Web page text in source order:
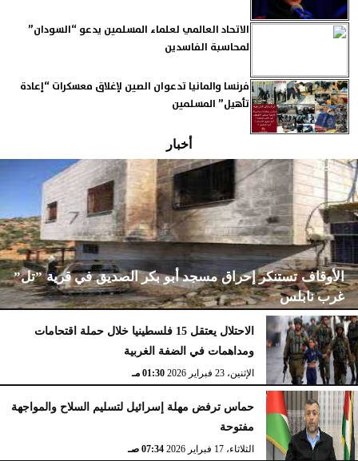
الاتحاد العالمي لعلماء المسلمين يدعو “السودان”
لمحاسبة الفاسدين
فرنسا والمانيا تدعوان الصين لإغلاق معسكرات “إعادة
تأهيل” المسلمين
أخبار
الأوقاف تستنكر إحراق مسجد أبو بكر الصديق في قرية ”تل”
غرب نابلس
الإثنين، 23 فبراير 2026 02:15 مـ
الاحتلال يعتقل 15 فلسطينيا خلال حملة اقتحامات
ومداهمات في الضفة الغربية
الإثنين، 23 فبراير 2026 01:30 مـ
حماس ترفض مهلة إسرائيل لتسليم السلاح والمواجهة
مفتوحة
الثلاثاء، 17 فبراير 2026 07:34 صـ